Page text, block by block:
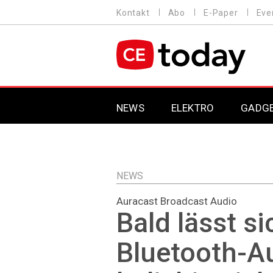
zum
MENU
Kontakt Abo E-Paper
MAIN NAVIGATION
NEWS ELEKTRO
NEWS
Auracast Broadcast Audio
Bald lässt
Bluetooth-